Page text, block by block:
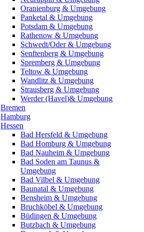
Oranienburg & Umgebung
Panketal & Umgebung
Potsdam & Umgebung
Rathenow & Umgebung
Schwedt/Oder & Umgebung
Senftenberg & Umgebung
Spremberg & Umgebung
Teltow & Umgebung
Wandlitz & Umgebung
Strausberg & Umgebung
Werder (Havel)& Umgebung
Bremen
Hamburg
Hessen
Bad Hersfeld & Umgebung
Bad Homburg & Umgebung
Bad Nauheim & Umgebung
Bad Soden am Taunus &
Umgebung
Bad Vilbel & Umgebung
Baunatal & Umgebung
Bensheim & Umgebung
Bruchköbel & Umgebung
Büdingen & Umgebung
Butzbach & Umgebung